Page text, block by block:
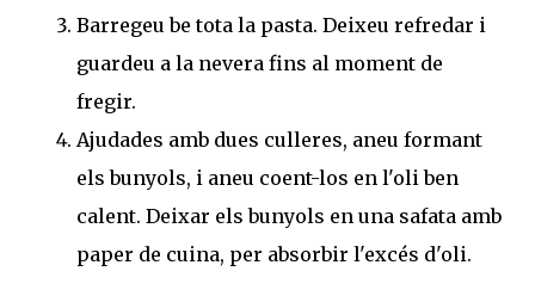
Barregeu be tota la pasta. Deixeu refredar i
guardeu a la nevera fins al moment de
fregir.
Ajudades amb dues culleres, aneu formant
els bunyols, i aneu coent-los en l'oli ben
calent. Deixar els bunyols en una safata amb
paper de cuina, per absorbir l'excés d'oli.